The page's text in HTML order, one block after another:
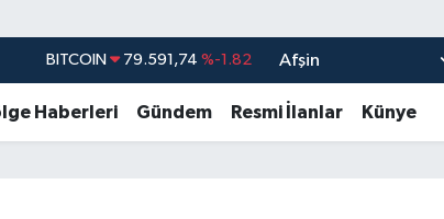
BITCOIN 79.591,74 %-1.82
EURO 53,38690 %0.19
Afşin
Haberleri Gündem Resmi İlanlar Künye